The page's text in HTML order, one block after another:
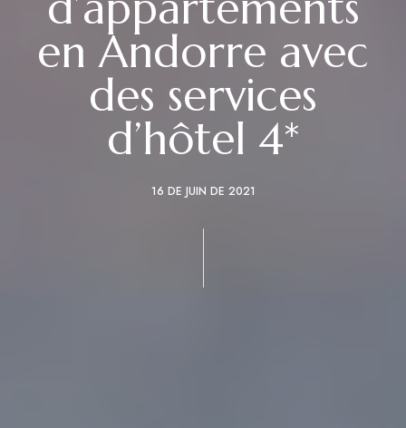
en Andorre avec
des services
d’hôtel 4*
16 DE JUIN DE 2021